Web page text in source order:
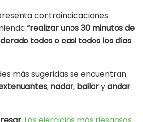
contraindicaciones
“realizar unos 30 minutos de
todos o casi todos los días
más sugeridas se encuentran
, nadar, bailaryandar